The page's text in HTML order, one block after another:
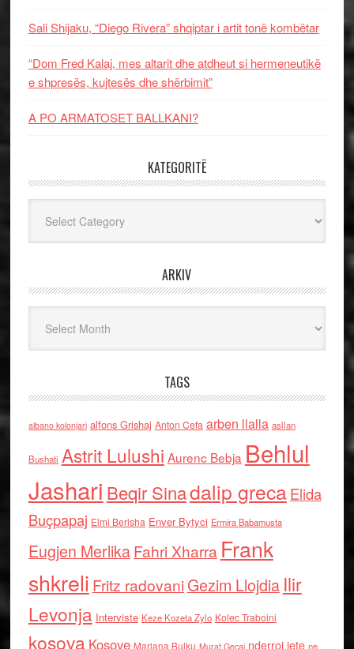
Sali Shijaku, “Diego Rivera” shqiptar i artit tonë kombëtar
“Dom Fred Kalaj, mes altarit dhe atdheut si hermeneutikë
e shpresës, kujtesës dhe shërbimit”
A PO ARMATOSET BALLKANI?
KATEGORITË
ARKIV
TAGS
albano kolonjari alfons Grishaj Anton Cefa arben llalla asllan
Bushati Astrit Lulushi Aurenc Bebja Behlul
Jashari Beqir Sinadalip grecaElida
Buçpapaj Elmi Berisha Enver Bytyci Ermira Babamusta
Eugjen MerlikaFahri Xharra Frank
shkreli Fritz radovaniGezim Llojdia Ilir
Levonja Interviste Keze Kozeta Zylo Kolec Traboini
kosova Kosove Marjana Bulku Murat Gecaj nderroi jete ne